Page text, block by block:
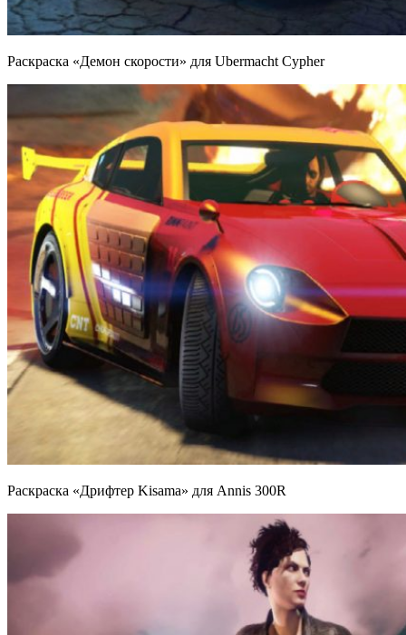
Раскраска «Демон скорости» для Ubermacht Cypher
Раскраска «Дрифтер Kisama» для Annis 300R